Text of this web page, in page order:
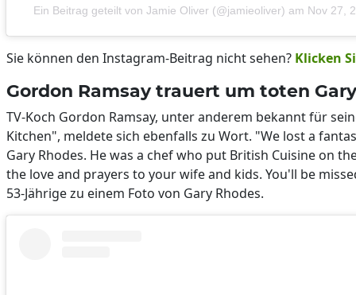
Ein Beitrag geteilt von Jamie Oliver (@jamieoliver) am Nov 27,
Sie können den Instagram-Beitrag nicht sehen? Klicken
Gordon Ramsay trauert um toten
TV-Koch Gordon Ramsay, unter anderem bekannt für
Kitchen", meldete sich ebenfalls zu Wort. "We lost a
Gary Rhodes. He was a chef who put British Cuisine on
the love and prayers to your wife and kids. You'll be
53-Jährige zu einem Foto von Gary Rhodes.